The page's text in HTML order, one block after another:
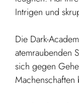
Intrigen und
Die Dark-
atemraubenden
sich gegen
Machenschaften